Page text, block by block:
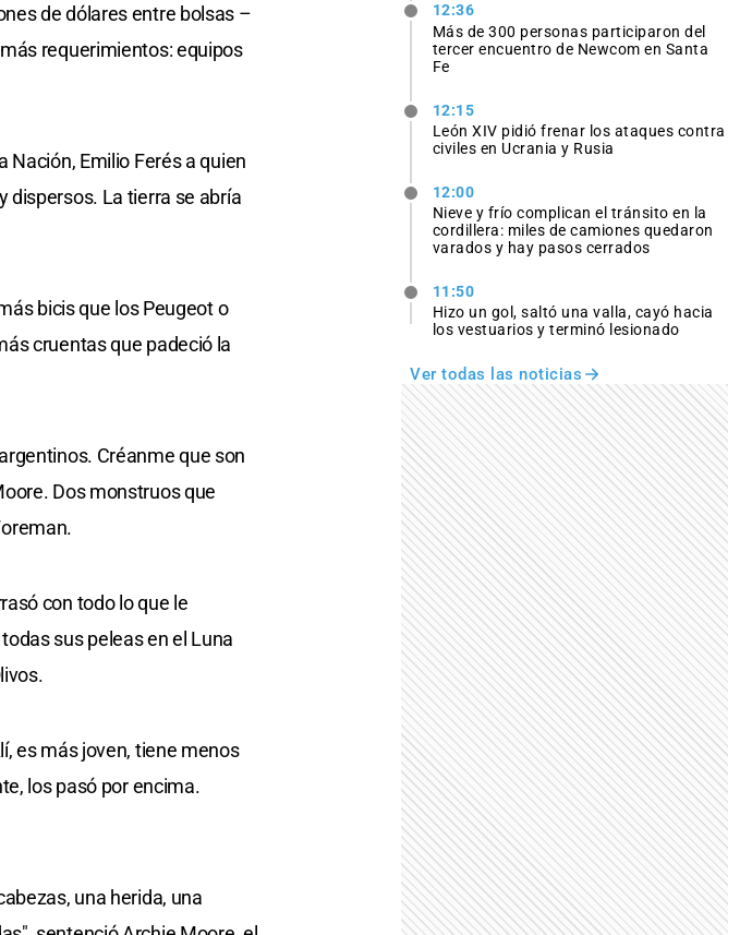
de dólares entre bolsas –
requerimientos: equipos
Nación, Emilio Ferés a quien
dispersos. La tierra se abría
bicis que los Peugeot o
cruentas que padeció la
Créanme que son
Dos monstruos que
con todo lo que le
sus peleas en el Luna
es más joven, tiene menos
los pasó por encima.
una herida, una
12:36
Más de 300 personas participaron del
tercer encuentro de Newcom en Santa
Fe
12:15
León XIV pidió frenar los ataques contra
civiles en Ucrania y Rusia
12:00
Nieve y frío complican el tránsito en la
cordillera: miles de camiones quedaron
varados y hay pasos cerrados
11:50
Hizo un gol, saltó una valla, cayó hacia
los vestuarios y terminó lesionado
Ver todas las noticias